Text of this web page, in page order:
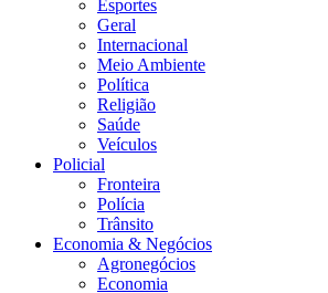
Esportes
Geral
Internacional
Meio Ambiente
Política
Religião
Saúde
Veículos
Policial
Fronteira
Polícia
Trânsito
Economia & Negócios
Agronegócios
Economia